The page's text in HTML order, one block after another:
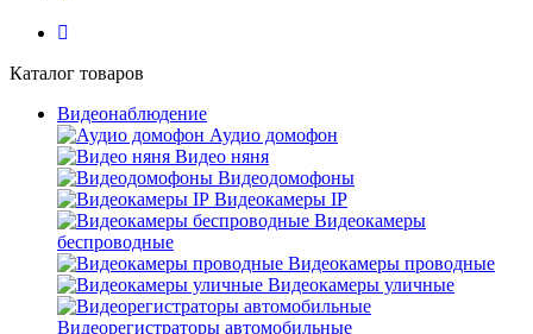
Каталог товаров
Видеонаблюдение
Аудио домофон
Видео няня
Видеодомофоны
Видеокамеры IP
Видеокамеры
беспроводные
Видеокамеры проводные
Видеокамеры уличные
Видеорегистраторы автомобильные